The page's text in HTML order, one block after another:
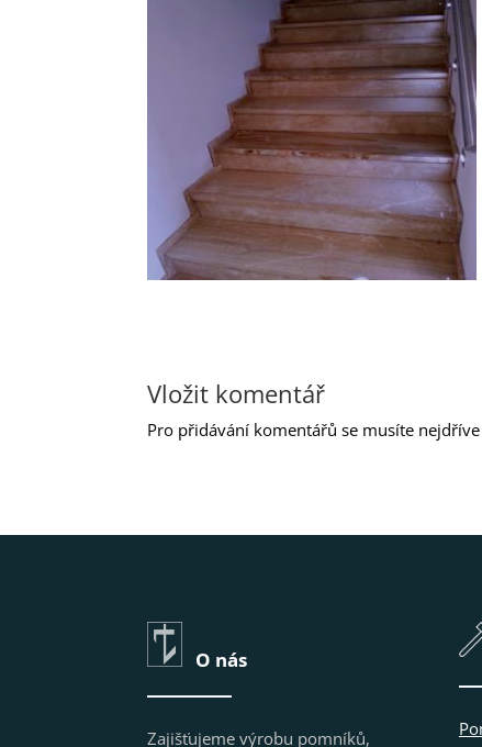
Vložit komentář
Pro přidávání komentářů se musíte nejdříve
O nás
Zajišťujeme výrobu pomníků,